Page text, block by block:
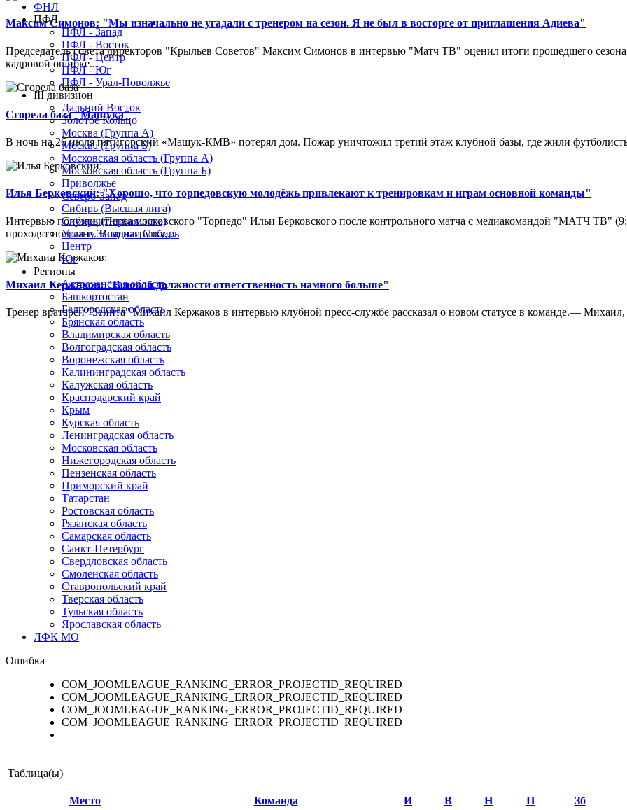
Максим Симонов: "Мы изначально не угадали с тренером на сезон. Я не был в восторге от приглашения Адиева"
Председатель совета директоров "Крыльев Советов" Максим Симонов в интервью "Матч ТВ" оценил итоги прошедшего сезона
кадровой ошибке...
Сгорела база "Машука"
В ночь на 26 июля пятигорский «Машук-КМВ» потерял дом. Пожар уничтожил третий этаж клубной базы, где жили
Илья Берковский: "Хорошо, что торпедовскую молодёжь привлекают к тренировкам и играм основной команды"
Интервью полузащитника московского "Торпедо" Ильи Берковского после контрольного матча с медиакомандой "МАТЧ ТВ"
проходят по плану. Всю нагрузку,...
Михаил Кержаков: "В новой должности ответственность намного больше"
Тренер вратарей "Зенита" Михаил Кержаков в интервью клубной пресс-службе рассказал о новом статусе в команде.—
ФНЛ
ПФЛ
ПФЛ - Запад
ПФЛ - Восток
ПФЛ - Центр
ПФЛ - Юг
ПФЛ - Урал-Поволжье
III дивизион
Дальний Восток
Золотое Кольцо
Москва (Группа А)
Москва (Группа Б)
Московская область (Группа А)
Московская область (Группа Б)
Приволжье
Северо-Запад
Сибирь (Высшая лига)
Сибирь (Первая лига)
Урал и Западная Сибирь
Центр
Юг
Регионы
Астраханская область
Башкортостан
Белгородская область
Брянская область
Владимирская область
Волгоградская область
Воронежская область
Калининградская область
Калужская область
Краснодарский край
Крым
Курская область
Ленинградская область
Московская область
Нижегородская область
Пензенская область
Приморский край
Татарстан
Ростовская область
Рязанская область
Самарская область
Санкт-Петербург
Свердловская область
Смоленская область
Ставропольский край
Тверская область
Тульская область
Ярославская область
ЛФК МО
Ошибка
COM_JOOMLEAGUE_RANKING_ERROR_PROJECTID_REQUIRED
COM_JOOMLEAGUE_RANKING_ERROR_PROJECTID_REQUIRED
COM_JOOMLEAGUE_RANKING_ERROR_PROJECTID_REQUIRED
COM_JOOMLEAGUE_RANKING_ERROR_PROJECTID_REQUIRED
Таблица(ы)
Место Команда И В Н П Зб